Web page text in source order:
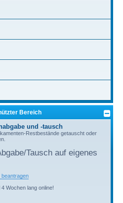
Bereich
und -tausch
Restbestände getauscht oder
Tausch auf eigenes
beantragen
Wochen lang online!